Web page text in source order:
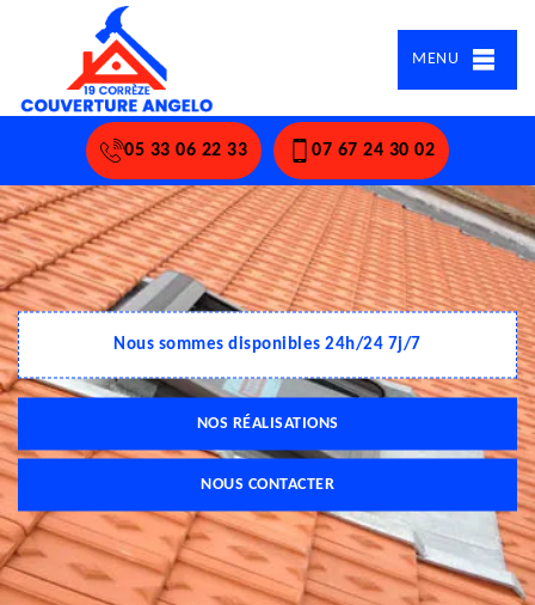
MENU
05 33 06 22 33 07 67 24 30 02
Nous sommes disponibles 24h/24 7j/7
NOS RÉALISATIONS
NOUS CONTACTER